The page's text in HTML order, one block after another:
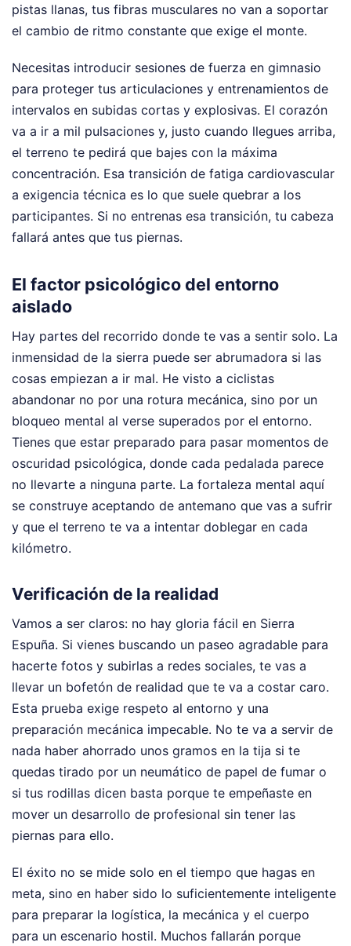
pistas llanas, tus fibras musculares no van a soportar
el cambio de ritmo constante que exige el monte.
Necesitas introducir sesiones de fuerza en gimnasio
para proteger tus articulaciones y entrenamientos de
intervalos en subidas cortas y explosivas. El corazón
va a ir a mil pulsaciones y, justo cuando llegues arriba,
el terreno te pedirá que bajes con la máxima
concentración. Esa transición de fatiga cardiovascular
a exigencia técnica es lo que suele quebrar a los
participantes. Si no entrenas esa transición, tu cabeza
fallará antes que tus piernas.
El factor psicológico del entorno
aislado
Hay partes del recorrido donde te vas a sentir solo. La
inmensidad de la sierra puede ser abrumadora si las
cosas empiezan a ir mal. He visto a ciclistas
abandonar no por una rotura mecánica, sino por un
bloqueo mental al verse superados por el entorno.
Tienes que estar preparado para pasar momentos de
oscuridad psicológica, donde cada pedalada parece
no llevarte a ninguna parte. La fortaleza mental aquí
se construye aceptando de antemano que vas a sufrir
y que el terreno te va a intentar doblegar en cada
kilómetro.
Verificación de la realidad
Vamos a ser claros: no hay gloria fácil en Sierra
Espuña. Si vienes buscando un paseo agradable para
hacerte fotos y subirlas a redes sociales, te vas a
llevar un bofetón de realidad que te va a costar caro.
Esta prueba exige respeto al entorno y una
preparación mecánica impecable. No te va a servir de
nada haber ahorrado unos gramos en la tija si te
quedas tirado por un neumático de papel de fumar o
si tus rodillas dicen basta porque te empeñaste en
mover un desarrollo de profesional sin tener las
piernas para ello.
El éxito no se mide solo en el tiempo que hagas en
meta, sino en haber sido lo suficientemente inteligente
para preparar la logística, la mecánica y el cuerpo
para un escenario hostil. Muchos fallarán porque